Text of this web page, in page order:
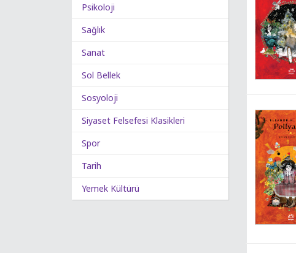
Psikoloji
Sağlık
Sanat
Sol Bellek
Sosyoloji
Siyaset Felsefesi Klasikleri
Spor
Tarih
Yemek Kültürü